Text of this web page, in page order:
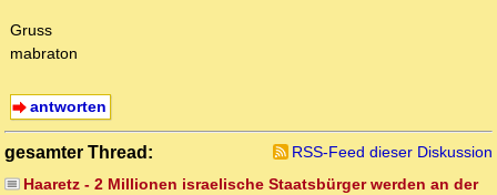
Gruss
mabraton
antworten
gesamter Thread:
RSS-Feed dieser Diskussion
Haaretz - 2 Millionen israelische Staatsbürger werden an der